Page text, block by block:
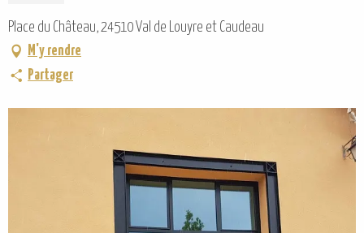
Place du Château, 24510 Val de Louyre et Caudeau
M'y rendre
Partager